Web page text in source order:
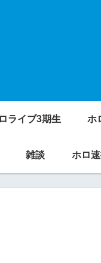
ライブ3期生 ホ
雑談 ホロ